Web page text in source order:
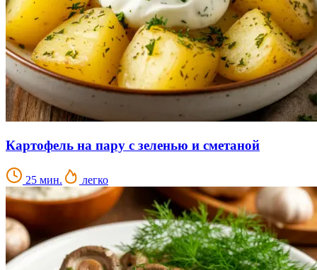
Картофель на пару с зеленью и сметаной
25 мин. легко